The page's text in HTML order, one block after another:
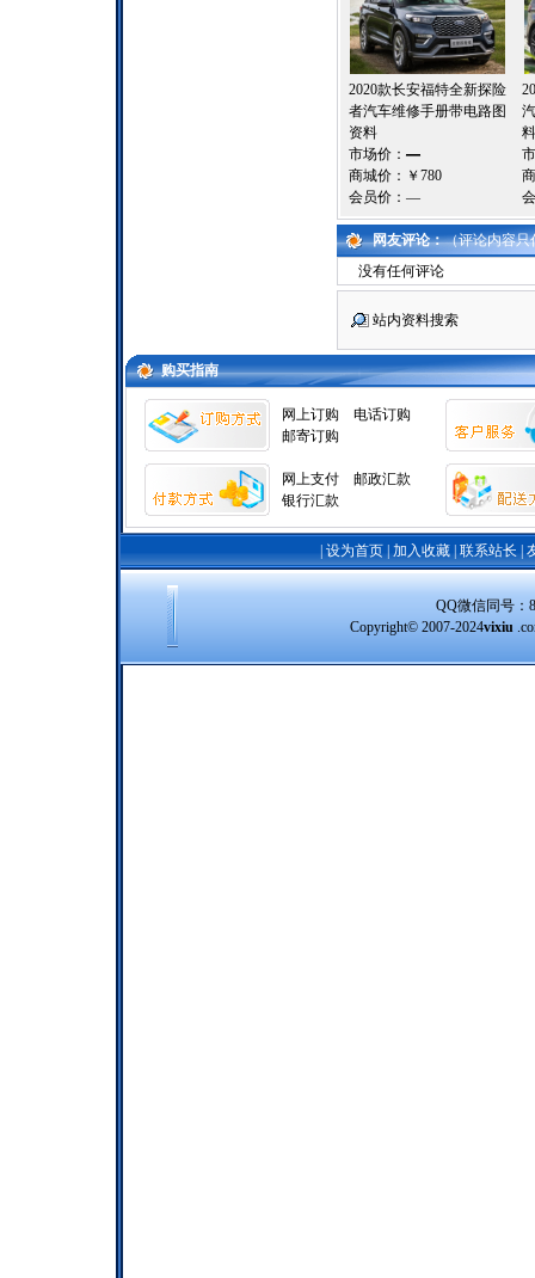
2020款长安福特全新探险
者汽车维修手册带电路图
资料
市场价： —
商城价： ￥780
会员价： —
料
网友评论：（评论内容只
没有任何评论
站内资料搜索
购买指南
网上订购
电话订购
邮寄订购
网上支付
邮政汇款
银行汇款
设为首页| 加入收藏| 联系站长
QQ微信同号：
Copyright© 2007-2024vixiu